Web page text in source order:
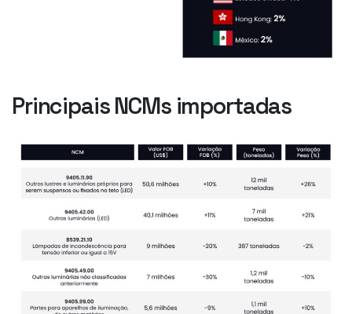
Principais NCMs importadas